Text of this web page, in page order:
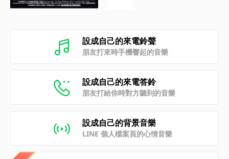
設成自己的來電鈴聲
朋友打來時手機響起的音樂
設成自己的來電答鈴
朋友打給你時對方聽到的音樂
設成自己的背景音樂
LINE 個人檔案頁的心情音樂